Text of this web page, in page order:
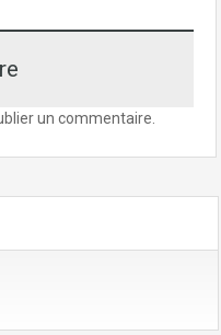
un commentaire.